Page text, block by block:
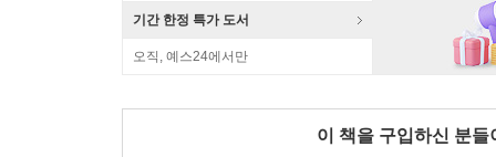
기간 한정 특가 도서
오직, 예스24에서만
이 책을 구입하신 분